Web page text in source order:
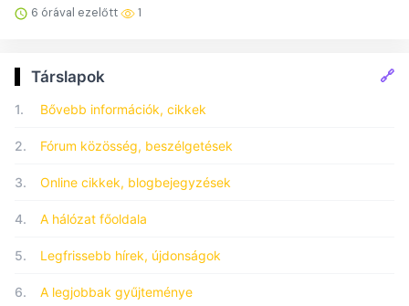
6 órával ezelőtt 1
Társlapok 🔗
1. Bővebb információk, cikkek
2. Fórum közösség, beszélgetések
3. Online cikkek, blogbejegyzések
4. A hálózat főoldala
5. Legfrissebb hírek, újdonságok
6. A legjobbak gyűjteménye